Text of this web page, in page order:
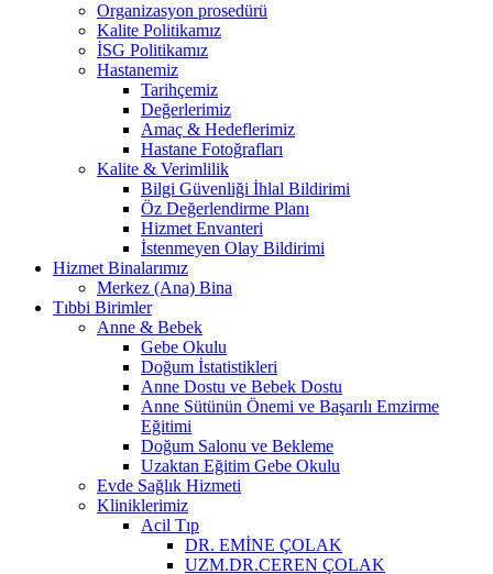
Organizasyon prosedürü
Kalite Politikamız
İSG Politikamız
Hastanemiz
Tarihçemiz
Değerlerimiz
Amaç & Hedeflerimiz
Hastane Fotoğrafları
Kalite & Verimlilik
Bilgi Güvenliği İhlal Bildirimi
Öz Değerlendirme Planı
Hizmet Envanteri
İstenmeyen Olay Bildirimi
Hizmet Binalarımız
Merkez (Ana) Bina
Tıbbi Birimler
Anne & Bebek
Gebe Okulu
Doğum İstatistikleri
Anne Dostu ve Bebek Dostu
Anne Sütünün Önemi ve Başarılı Emzirme
Eğitimi
Doğum Salonu ve Bekleme
Uzaktan Eğitim Gebe Okulu
Evde Sağlık Hizmeti
Kliniklerimiz
Acil Tıp
DR. EMİNE ÇOLAK
UZM.DR.CEREN ÇOLAK